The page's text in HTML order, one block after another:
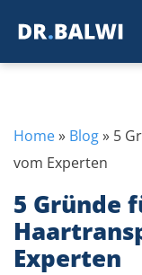
Home» Blog» 5
vom Experten
5 Gründe
Experten